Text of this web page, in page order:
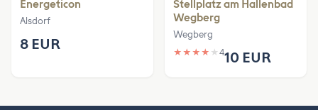
Energeticon
Alsdorf
8 EUR
Stellplatz am Hallenbad
Wegberg
Wegberg
★ ★ ★ ★ ★ 410 EUR